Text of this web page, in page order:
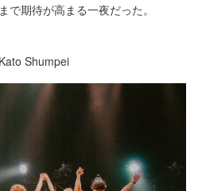
で期待が高まる一夜だった。
Shumpei